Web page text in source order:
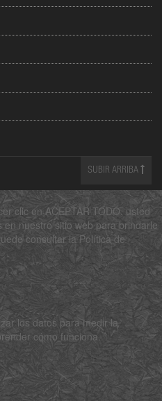
SUBIR ARRIBA
clic en ACEPTAR TODO, usted
nuestro sitio web para brindarle
consultar la Política de
los datos para medir la
cómo funciona.